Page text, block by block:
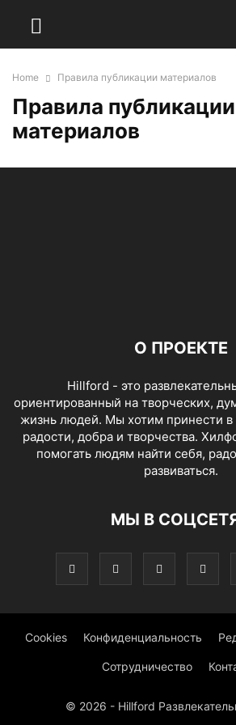
Home Правила публикации материалов
Правила публикации
материалов
О ПРОЕКТЕ
Hillford - это
ориентированный на творческих,
жизнь людей. Мы хотим принести в
радости, добра и творчества.
помогать людям найти себя,
развиваться.
МЫ В
Cookies Конфиденциальность
Сотрудничество
© 2026 - Hillford